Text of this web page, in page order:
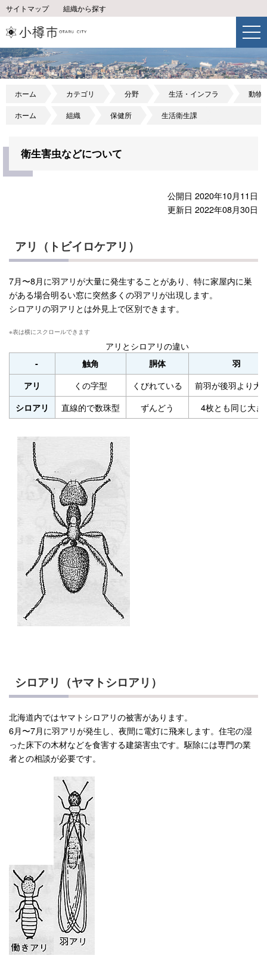
サイトマップ 組織から探す
ホーム カテゴリ 分野 生活・インフラ 動物
ホーム 組織 保健所 生活衛生課
衛生害虫などについて
公開日 2020年10月11日
更新日 2022年08月30日
アリ（トビイロケアリ）
7月〜8月に羽アリが大量に発生することがあり、特に家屋内に巣
がある場合明るい窓に突然多くの羽アリが出現します。
シロアリの羽アリとは外見上で区別できます。
アリとシロアリの違い
- 触角 胴体
羽
アリ
くの字型 くびれている 前羽が後羽より大
シロアリ 直線的で数珠型 ずんどう 4枚とも同じ大き
シロアリ（ヤマトシロアリ）
北海道内ではヤマトシロアリの被害があります。
6月〜7月に羽アリが発生し、夜間に電灯に飛来します。住宅の湿
った床下の木材などを食害する建築害虫です。駆除には専門の業
者との相談が必要です。